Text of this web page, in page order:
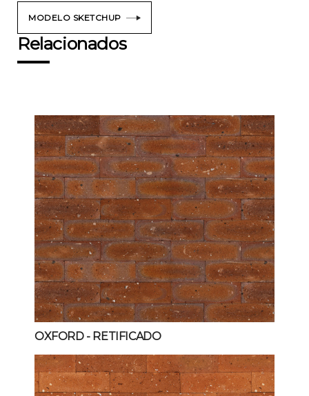
MODELO SKETCHUP
Relacionados
OXFORD- RETIFICADO